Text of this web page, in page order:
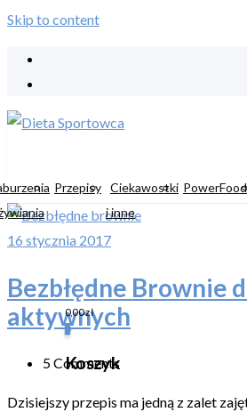
Skip to content
Przepisy Ciekawostki
i inne
0,00zł
0
Koszyk
16 stycznia 2017
Bezbłędne Brownie
aktywnych
5 Comments
Dzisiejszy przepis ma jedną z zalet